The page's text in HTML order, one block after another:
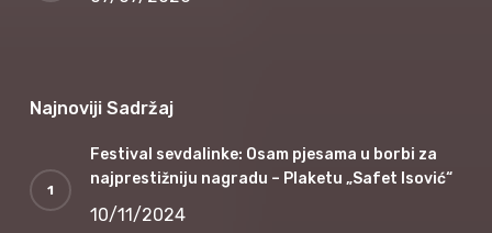
Najnoviji Sadržaj
Festival sevdalinke: Osam pjesama u borbi za
najprestižniju nagradu – Plaketu „Safet Isović“
10/11/2024